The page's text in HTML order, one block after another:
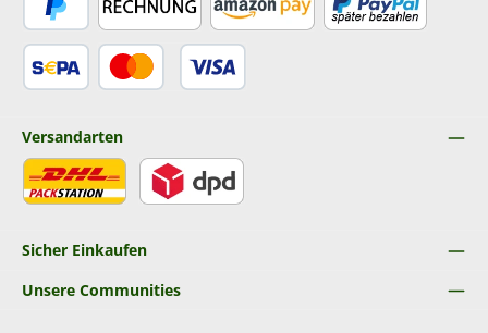
Sicher Einkaufen
Unsere Communities
Versandarten